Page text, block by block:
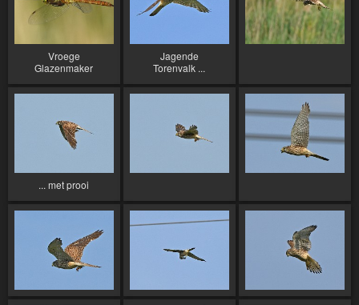
Vroege
Glazenmaker
Jagende
Torenvalk ...
... met prooi